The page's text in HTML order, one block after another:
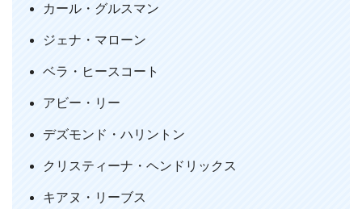
った
だけどショーを初めとする現実から離れ
しまう…そんな作品だった
光と色の落差が凄い、
— 古本＠裏趣味用 (@Goeshurumoto)
カール・グルスマン
ジェナ・マローン
ベラ・ヒースコート
アビー・リー
デズモンド・ハリントン
クリスティーナ・ヘンドリックス
キアヌ・リーブス